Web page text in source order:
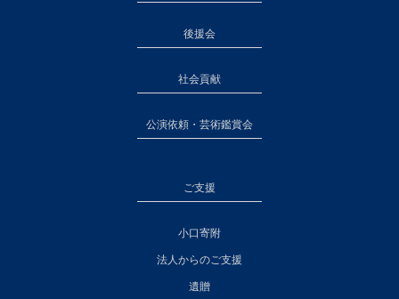
後援会
社会貢献
公演依頼・芸術鑑賞会
ご支援
小口寄附
法人からのご支援
遺贈